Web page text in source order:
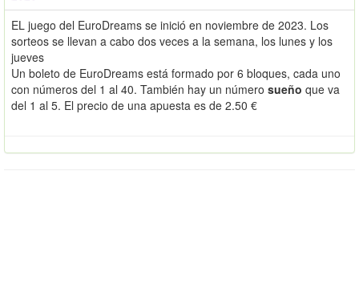
EL juego del EuroDreams se inició en noviembre de 2023. Los
sorteos se llevan a cabo dos veces a la semana, los lunes y los
jueves
Un boleto de EuroDreams está formado por 6 bloques, cada uno
con números del 1 al 40. También hay un número sueño que va
del 1 al 5. El precio de una apuesta es de 2.50 €